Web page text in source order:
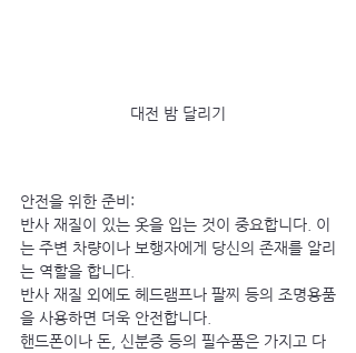
대전 밤 달리기
안전을 위한 준비:
반사 재질이 있는 옷을 입는 것이 중요합니다. 이
는 주변 차량이나 보행자에게 당신의 존재를 알리
는 역할을 합니다.
반사 재질 외에도 헤드램프나 팔찌 등의 조명용품
을 사용하면 더욱 안전합니다.
핸드폰이나 돈, 신분증 등의 필수품은 가지고 다